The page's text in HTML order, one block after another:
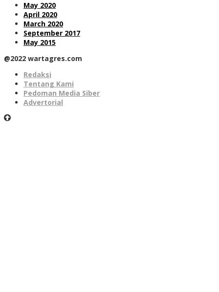
May 2020
April 2020
March 2020
September 2017
May 2015
@2022 wartagres.com
Redaksi
Tentang Kami
Pedoman Media Siber
Advertorial